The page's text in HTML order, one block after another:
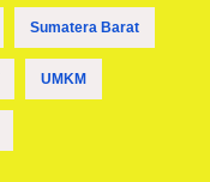
Sumatera Barat
UMKM